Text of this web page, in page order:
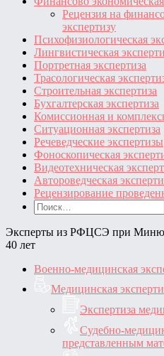
Рецензия на
экспертизу
Психофизиологическая
Лингвистическая
Портретная экспертиза
Трасологическая
Строительная экспертиза
Бухгалтерская экспертиза
Комиссионная и
Ситуационная экспертиза
Речеведческие экспертизы
Фоноскопическая
Видеотехническая
Автороведческая
Рецензирование
Найти:
Эксперты из РФЦСЭ при
40 лет
Военно-медицинская
Медицинская
Экспертиза
Судебно-
представленным